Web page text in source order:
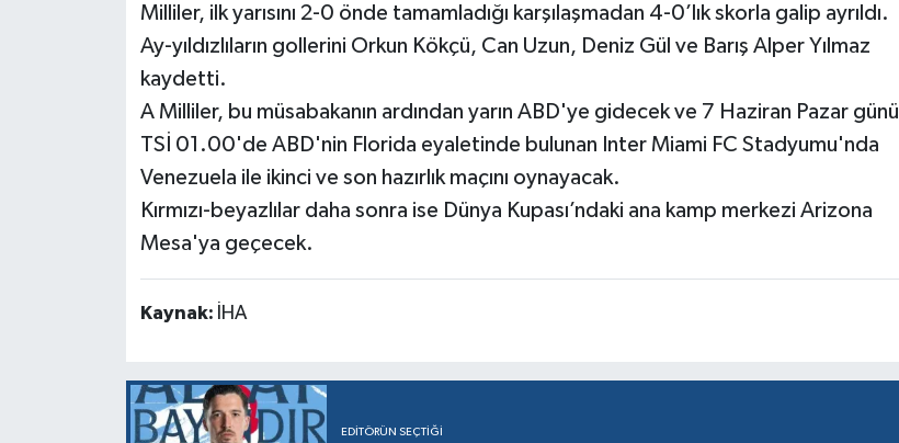
Milliler, ilk yarısını 2-0 önde tamamladığı karşılaşmadan 4-0’lık skorla galip ayrıldı.
Ay-yıldızlıların gollerini Orkun Kökçü, Can Uzun, Deniz Gül ve Barış Alper Yılmaz
kaydetti.
A Milliler, bu müsabakanın ardından yarın ABD'ye gidecek ve 7 Haziran Pazar günü
TSİ 01.00'de ABD'nin Florida eyaletinde bulunan Inter Miami FC Stadyumu'nda
Venezuela ile ikinci ve son hazırlık maçını oynayacak.
Kırmızı-beyazlılar daha sonra ise Dünya Kupası’ndaki ana kamp merkezi Arizona
Mesa'ya geçecek.
Kaynak: İHA
EDITÖRÜN SEÇTIĞI